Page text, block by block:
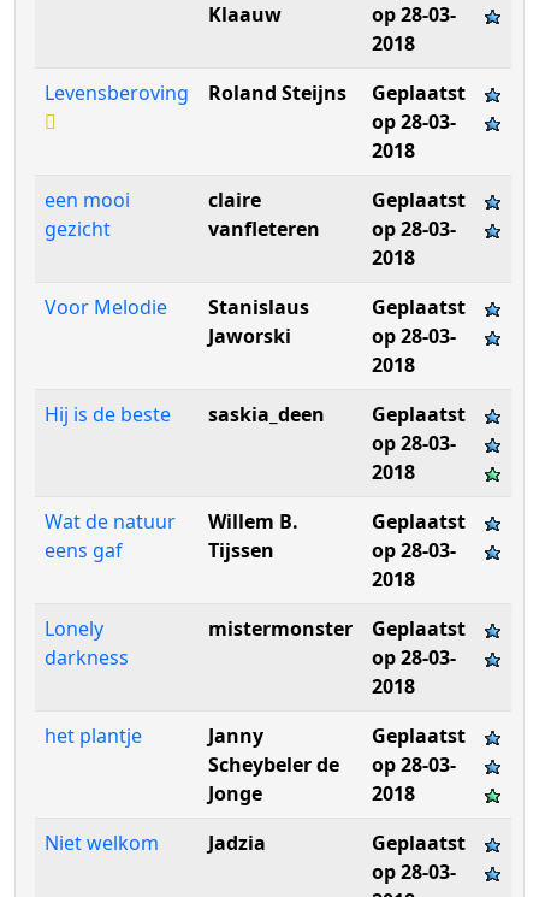
Klaauw
op 28-03-
2018
Levensberoving
Roland Steijns
Geplaatst
op 28-03-
2018
een mooi
gezicht
claire
vanfleteren
Geplaatst
op 28-03-
2018
Voor Melodie
Stanislaus
Jaworski
Geplaatst
op 28-03-
2018
Hij is de beste
saskia_deen
Geplaatst
op 28-03-
2018
Wat de natuur
eens gaf
Willem B.
Tijssen
Geplaatst
op 28-03-
2018
Lonely
darkness
mistermonster
Geplaatst
op 28-03-
2018
het plantje
Janny
Scheybeler de
Jonge
Geplaatst
op 28-03-
2018
Niet welkom
Jadzia
Geplaatst
op 28-03-